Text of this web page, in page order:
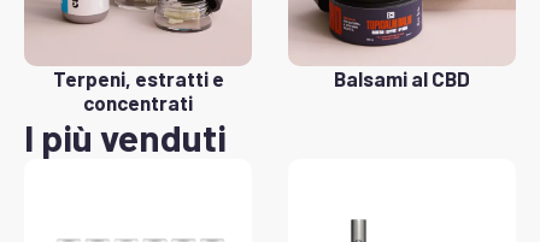
Terpeni, estratti e
concentrati
Balsami al CBD
I più venduti